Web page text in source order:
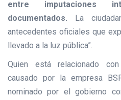
entre imputaciones
documentados. La
antecedentes oficiales que
llevado a la luz pública”.
Quien está relacionado
causado por la empresa
nominado por el gobierno